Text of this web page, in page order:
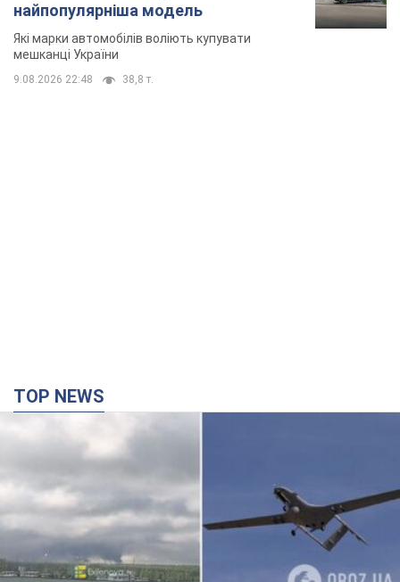
найпопулярніша модель
Які марки автомобілів воліють купувати
мешканці України
9.08.2026 22:48 38,8 т.
TOP NEWS